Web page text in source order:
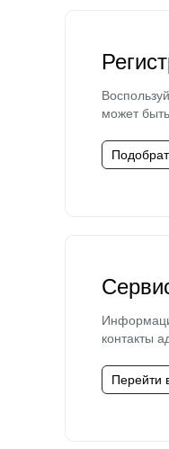
может
контакты
Перейти